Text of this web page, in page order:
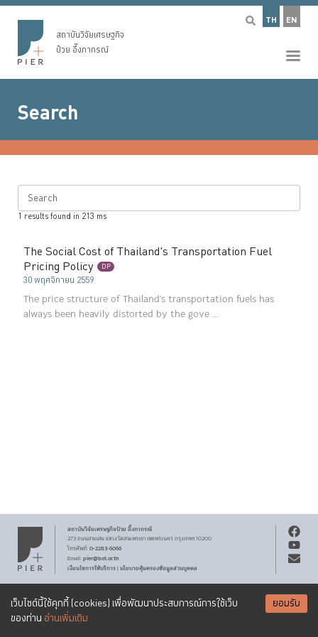
เว็บไซต์นี้ใช้คุกกี้ (cookies) เพื่อพัฒนาประสบการณ์การใช้เว็บ
ของท่าน อ่านเพิ่มเติม
ยอมรับ
TH EN
สถาบันวิจัยเศรษฐกิจ
ป๋วย อึ๊งภากรณ์
Search
Search
1 results found in 213 ms
The Social Cost of Thailand's Transportation Fuel
Pricing Policy
DP
30 พฤศจิกายน 2559
The price structure of Thailand's transportation fuels has
always been heavily distorted by the gove ...
สถาบันวิจัยเศรษฐกิจป๋วย อึ๊งภากรณ์
273 ถนนสามเสนแขวงวัดสามพระยาเขตพระนครกรุงเทพฯ 10200
โทรศัพท์: 0-2283-6066
Email: pier@bot.or.th
เงื่อนไขการให้บริการ|นโยบายคุ้มครองข้อมูลส่วนบุคคล
เอกสารเผยแพร่ทุกชิ้นสงวนสิทธิ์ภายใต้สัญญาอนุญาตCreative Commons
Attribution-NonCommercial-ShareAlike 3.0 Unported license SUBSCRIBE